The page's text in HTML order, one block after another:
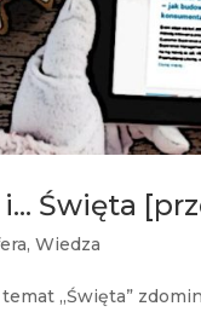
i… Święta
,Wiedza
„Święta”